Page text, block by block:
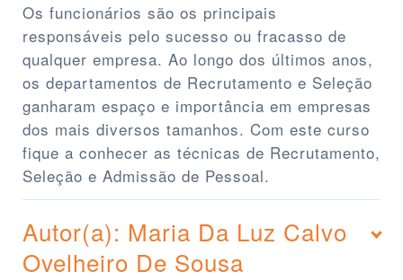
Os funcionários são os principais
responsáveis pelo sucesso ou fracasso de
qualquer empresa. Ao longo dos últimos anos,
os departamentos de Recrutamento e Seleção
ganharam espaço e importância em empresas
dos mais diversos tamanhos. Com este curso
fique a conhecer as técnicas de Recrutamento,
Seleção e Admissão de Pessoal.
Autor(a): Maria Da Luz Calvo
Ovelheiro De Sousa